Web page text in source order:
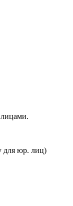
для юр. лиц)